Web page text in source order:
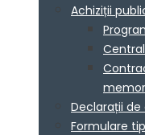
Achiziții
Declarații de
Formulare tip